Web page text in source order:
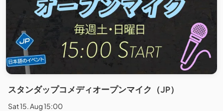
スタンダップコメディオープンマイク（JP）
Sat 15. Aug 15:00